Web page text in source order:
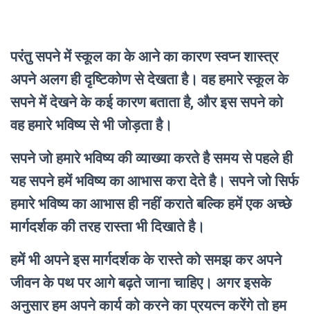
परंतु सपने में स्कूल का के आने का कारण स्वप्न शास्त्र
अपने अलग ही दृष्टिकोण से देखता है। वह हमारे स्कूल के
सपने में देखने के कई कारण बताता है, और इस सपने को
वह हमारे भविष्य से भी जोड़ता है।
सपने जो हमारे भविष्य की व्याख्या करते है समय से पहले ही
यह सपने हमें भविष्य का आभास करा देते है। सपने जो सिर्फ
हमारे भविष्य का आभास ही नहीं कराते बल्कि हमें एक अच्छे
मार्गदर्शक की तरह रास्ता भी दिखाते है।
हमें भी अपने इस मार्गदर्शक के रास्ते को समझ कर अपने
जीवन के पथ पर आगे बढ़ते जाना चाहिए। अगर इसके
अनुसार हम अपने कार्य को करने का प्रयत्न करेंगे तो हम